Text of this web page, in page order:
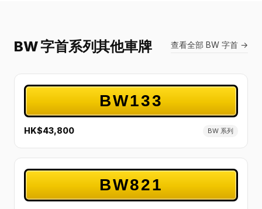
BW 字首系列其他車牌 查看全部 BW 字首 →
BW133
HK$43,800 BW 系列
BW821